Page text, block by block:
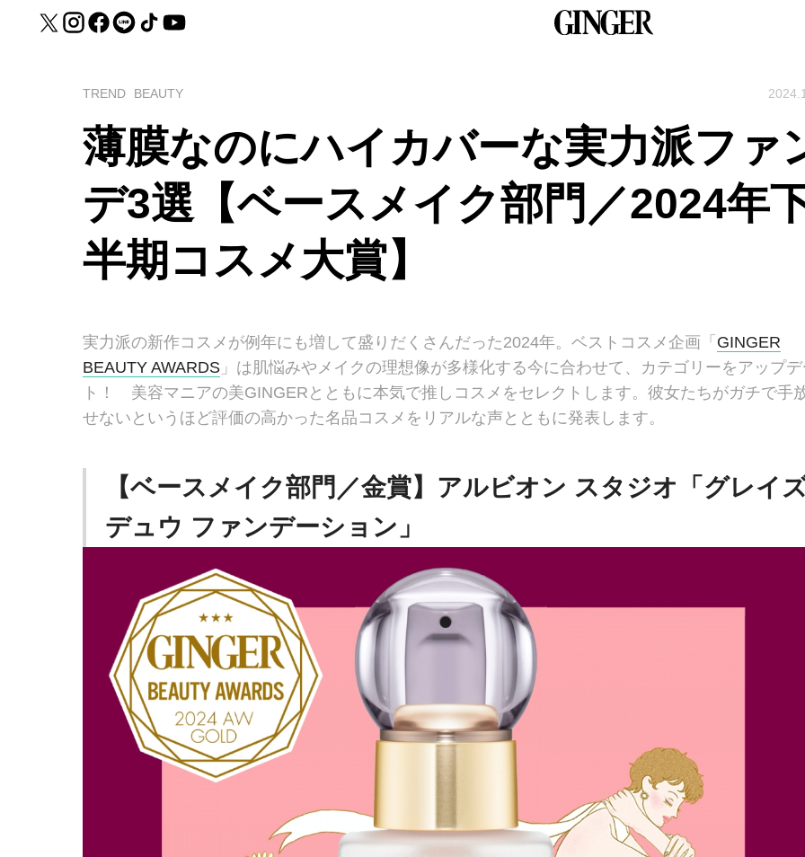
TREND BEAUTY
薄膜なのにハイカバーな実力派ファ
デ3選【ベースメイク部門／2024年
半期コスメ大賞】
実力派の新作コスメが例年にも増して盛りだくさんだった2024年。ベストコスメ企画「 GINGER
BEAUTY AWARDS 」は肌悩みやメイクの理想像が多様化する今に合わせて、カテゴリーをアップデ
ト！ 美容マニアの美GINGERとともに本気で推しコスメをセレクトします。彼女たちがガチで手
せないというほど評価の高かった名品コスメをリアルな声とともに発表します。
【ベースメイク部門／金賞】アルビオン スタジオ「グレイ
デュウ ファンデーション」